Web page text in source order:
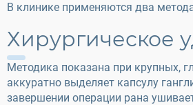
В клинике применяются два
Хирургическое
Методика показана при крупных,
аккуратно выделяет капсулу
завершении операции рана